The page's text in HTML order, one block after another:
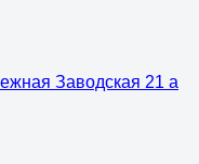
Заводская 21 а